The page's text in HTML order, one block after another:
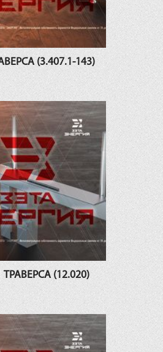
(3.407.1-143)
ТРАВЕРСА (12.020)